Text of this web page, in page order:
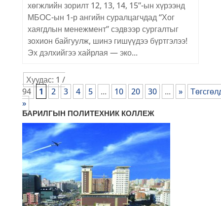
хөгжлийн зорилт 12, 13, 14, 15”-ын хүрээнд
МБОС-ын 1-р ангийн суралцагчдад “Хог
хаягдлын менежмент” сэдвээр сургалтыг
зохион байгуулж, шинэ гишүүдээ бүртгэлээ!
Эх дэлхийгээ хайрлая — эко...
Хуудас: 1 /
94
1 2 3 4 5 ... 10 20 30 ... »
»
БАРИЛГЫН ПОЛИТЕХНИК КОЛЛЕЖ